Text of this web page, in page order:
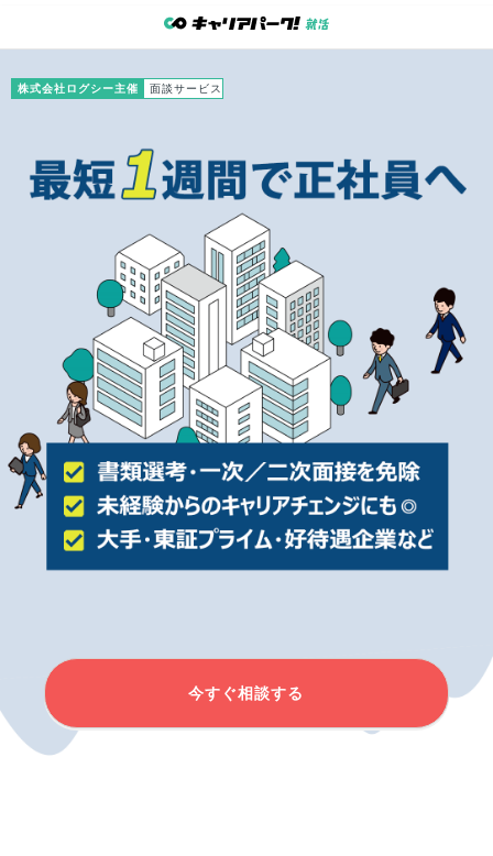
株式会社ログシー主催 面談サービス
今すぐ相談する